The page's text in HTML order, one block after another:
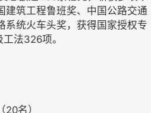
建筑工程鲁班奖、中国公路交通
系统火车头奖，获得国家授权专
工法326项。
名）